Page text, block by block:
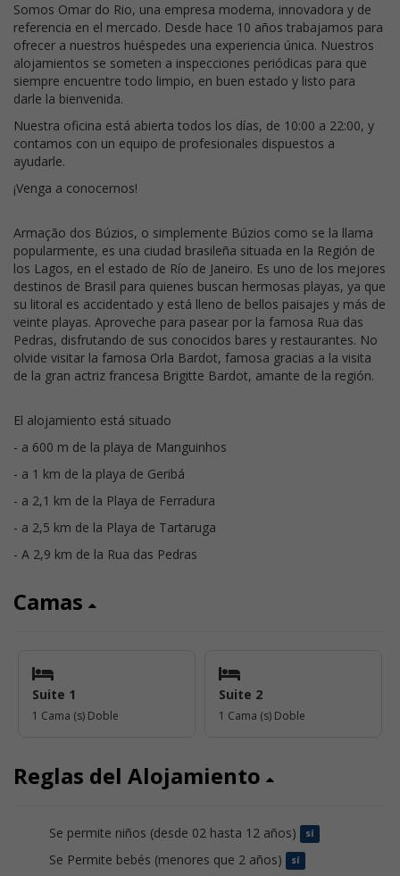
Somos Omar do Rio, una empresa moderna, innovadora y de
referencia en el mercado. Desde hace 10 años trabajamos para
ofrecer a nuestros huéspedes una experiencia única. Nuestros
alojamientos se someten a inspecciones periódicas para que
siempre encuentre todo limpio, en buen estado y listo para
darle la bienvenida.
Nuestra oficina está abierta todos los días, de 10:00 a 22:00, y
contamos con un equipo de profesionales dispuestos a
ayudarle.
¡Venga a conocernos!
Armação dos Búzios, o simplemente Búzios como se la llama
popularmente, es una ciudad brasileña situada en la Región de
los Lagos, en el estado de Río de Janeiro. Es uno de los mejores
destinos de Brasil para quienes buscan hermosas playas, ya que
su litoral es accidentado y está lleno de bellos paisajes y más de
veinte playas. Aproveche para pasear por la famosa Rua das
Pedras, disfrutando de sus conocidos bares y restaurantes. No
olvide visitar la famosa Orla Bardot, famosa gracias a la visita
de la gran actriz francesa Brigitte Bardot, amante de la región.
El alojamiento está situado
- a 600 m de la playa de Manguinhos
- a 1 km de la playa de Geribá
- a 2,1 km de la Playa de Ferradura
- a 2,5 km de la Playa de Tartaruga
- A 2,9 km de la Rua das Pedras
Camas
Suite 1
1 Cama (s) Doble
Suite 2
1 Cama (s) Doble
Reglas del Alojamiento
Se permite niños (desde 02 hasta 12 años) sí
Se Permite bebés (menores que 2 años) sí